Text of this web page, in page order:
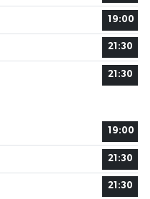
19:00
21:30
21:30
19:00
21:30
21:30